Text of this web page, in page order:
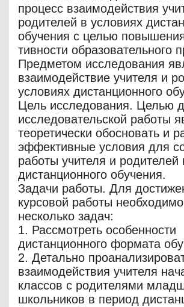
процесс взаимодействия
родителей в условиях
обучения с целью
тивности образовательного
Предметом исследования
взаимодействие учителя и
условиях дистанционного
Цель исследования. Целью
исследовательской работы
теоретически обосновать и
эффективные условия для
работы учителя и родителей
дистанционного обучения.
Задачи работы. Для
курсовой работы
несколько задач:
1. Рассмотреть особенности
дистанционного формата
2. Детально
взаимодействия учителя
классов с родителями
школьников в период